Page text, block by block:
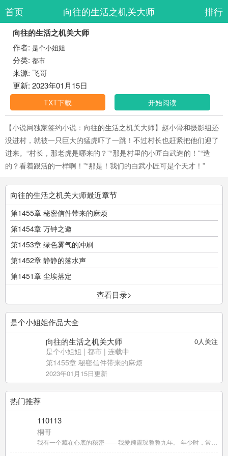
首页 向往的生活之机关大师 排行
向往的生活之机关大师
作者: 是个小姐姐
分类: 都市
来源: 飞哥
更新: 2023年01月15日
TXT下载 开始阅读
【小说网独家签约小说：向往的生活之机关大师】赵小骨和摄影组还
没进村，就被一只巨大的猛虎吓了一跳！不过村长也赶紧把他们迎了
进来。“村长，那老虎是哪来的？”“那是村里的小匠白武造的！”“造
的？看着跟活的一样啊！”“那是！我们的白武小匠可是个天才！”
向往的生活之机关大师最近章节
第1455章 秘密信件带来的麻烦
第1454章 万钟之邀
第1453章 绿色雾气的冲刷
第1452章 静静的落水声
第1451章 尘埃落定
查看目录>
是个小姐姐作品大全
0人关注
向往的生活之机关大师
是个小姐姐 | 都市 | 连载中
第1455章 秘密信件带来的麻烦
2023年01月15日更新
热门推荐
110113
桐哥
我有一个藏在心底的秘密—— 我爱顾霆琛整整九年。 年少时，常尾随